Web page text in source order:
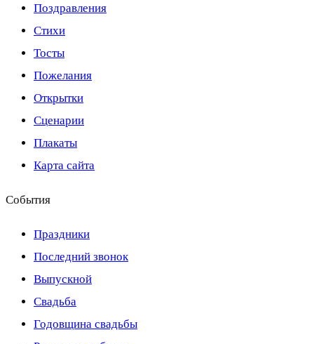
Поздравления
Стихи
Тосты
Пожелания
Открытки
Сценарии
Плакаты
Карта сайта
События
Праздники
Последний звонок
Выпускной
Свадьба
Годовщина свадьбы